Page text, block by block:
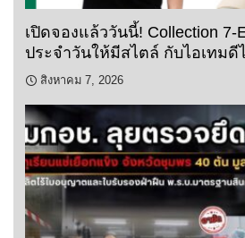
เปิดจองแล้ววันนี้! Collection 7-
ประจำวันให้มีสไตล์ กับไอเทม
สิงหาคม 7, 2026